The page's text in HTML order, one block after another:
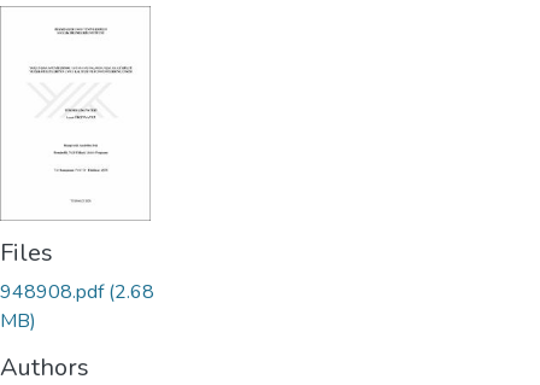
Files
948908.pdf(2.68
MB)
Authors